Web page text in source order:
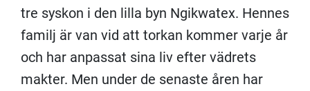
tre syskon i den lilla byn Ngikwatex. Hennes
familj är van vid att torkan kommer varje år
och har anpassat sina liv efter vädrets
makter. Men under de senaste åren har